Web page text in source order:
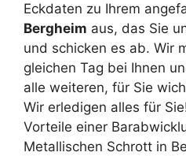
Eckdaten zu Ihrem
Bergheim aus, das Sie
und schicken es ab. Wir
gleichen Tag bei Ihnen
alle weiteren, für Sie
Wir erledigen alles für
Vorteile einer
Metallischen Schrott in